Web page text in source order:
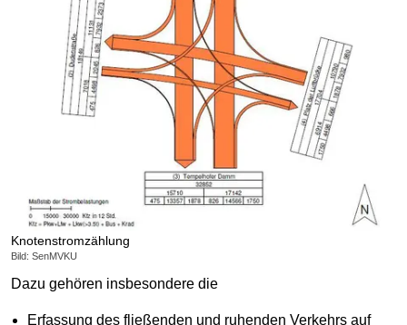
Knotenstromzählung
Bild: SenMVKU
Dazu gehören insbesondere die
Erfassung des fließenden und ruhenden Verkehrs auf